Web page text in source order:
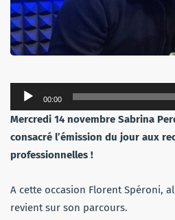
Lecteur
audio
00:00
Mercredi 14 novembre Sabrina
consacré l’émission du jour aux
professionnelles !
A cette occasion Florent Spéroni,
revient sur son parcours.